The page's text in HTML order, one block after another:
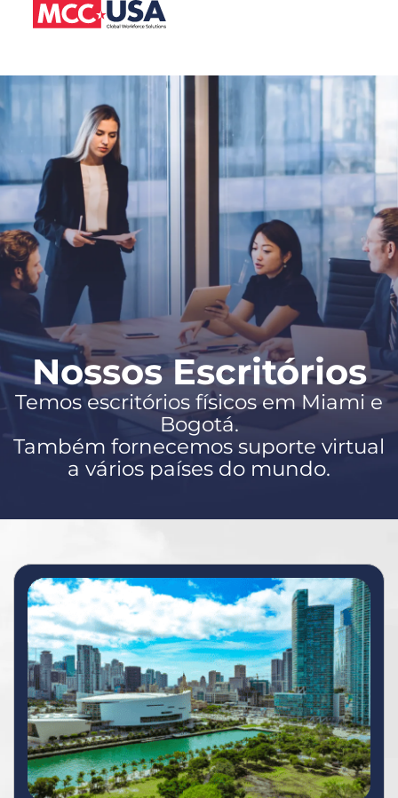
Nossos Escritórios
Temos escritórios físicos em Miami e
Bogotá.
Também fornecemos suporte virtual
a vários países do mundo.